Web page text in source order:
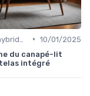
• 10/01/2025
du canapé-lit
intégré